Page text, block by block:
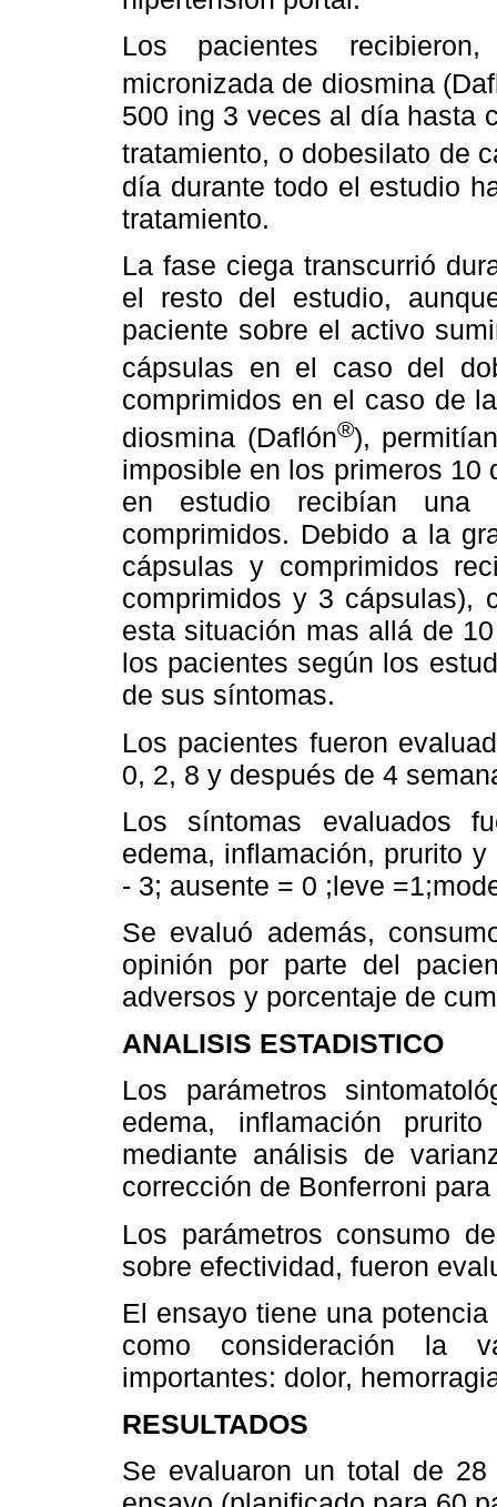
Los pacientes
micronizada de diosmina
500 ing 3 veces al día hasta
tratamiento, o dobesilato de
día durante todo el estudio
tratamiento.
La fase ciega transcurrió
el resto del estudio,
paciente sobre el activo
cápsulas en el caso del
comprimidos en el caso de
diosmina (Daflón®),
imposible en los primeros 10
en estudio recibían una
comprimidos. Debido a la
cápsulas y comprimidos
comprimidos y 3 cápsulas),
esta situación mas allá de
los pacientes según los
de sus síntomas.
Los pacientes fueron
0, 2, 8 y después de 4
Los síntomas evaluados
edema, inflamación, prurito
- 3; ausente = 0 ;leve
Se evaluó además,
opinión por parte del
adversos y porcentaje de
ANALISIS ESTADISTICO
Los parámetros
edema, inflamación
mediante análisis de
corrección de Bonferroni
Los parámetros consumo
sobre efectividad, fueron
El ensayo tiene una
como consideración la
importantes: dolor,
RESULTADOS
Se evaluaron un total de